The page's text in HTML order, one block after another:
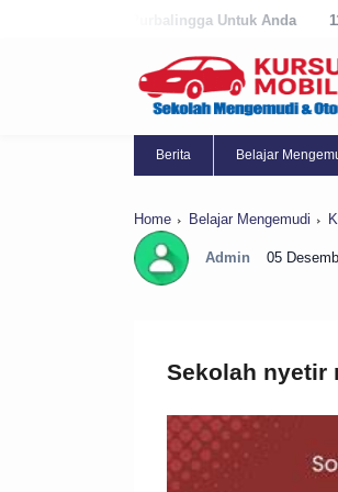
11 Daftar Bengkel
Berita Belajar
Home Belajar Mengemudi
Admin 05
Sekolah nyetir